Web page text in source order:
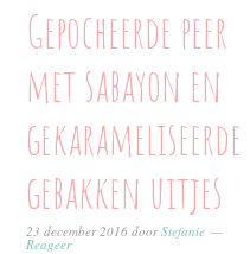
Gepocheerde peer
met sabayon en
gekarameliseerde
gebakken uitjes
23 december 2016 doorStefanie
Reageer